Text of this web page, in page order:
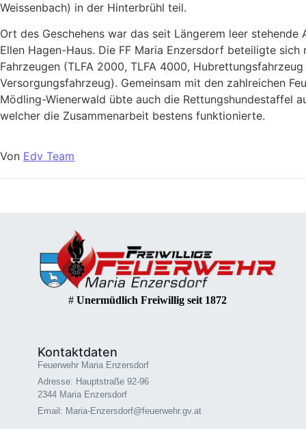
Weissenbach) in der Hinterbrühl teil.
Ort des Geschehens war das seit Längerem leer stehende
Ellen Hagen-Haus. Die FF Maria Enzersdorf beteiligte sich
Fahrzeugen (TLFA 2000, TLFA 4000,
Versorgungsfahrzeug). Gemeinsam mit den zahlreichen
Mödling-Wienerwald übte auch die Rettungshundestaffel
welcher die Zusammenarbeit bestens funktionierte.
Von Edv Team
# Unermüdlich Freiwillig seit 1872
Kontaktdaten
Feuerwehr Maria Enzersdorf
Adresse: Hauptstraße 92-96
2344 Maria Enzersdorf
Email: Maria-Enzersdorf@feuerwehr.gv.at